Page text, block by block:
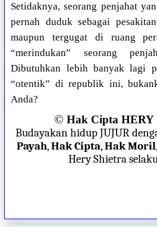
Setidaknya, seorang penjahat
pernah duduk sebagai
maupun tergugat di ruang
“merindukan” seorang
Dibutuhkan lebih banyak lagi
“otentik” di republik ini,
Anda?
© Hak Cipta HERY
Budayakan hidup JUJUR
Payah,Hak Cipta,Hak Moril
Hery Shietra